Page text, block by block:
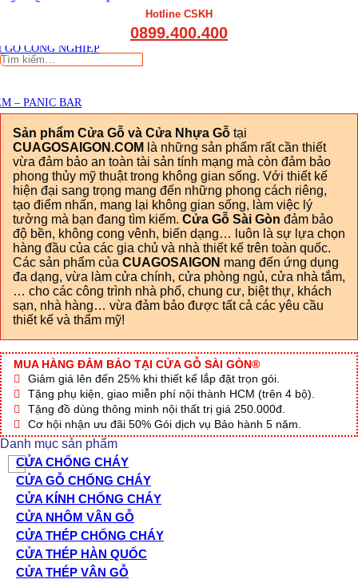
GỖ CÔNG NGHIỆP
– PANIC BAR
Hotline CSKH
0899.400.400
Tìm
Sản phẩm Cửa Gỗ và Cửa Nhựa Gỗ tại
CUAGOSAIGON.COM là những sản phẩm rất cần thiết
vừa đảm bảo an toàn tài sản tính mạng mà còn đảm bảo
phong thủy mỹ thuật trong không gian sống. Với thiết kế
hiện đại sang trọng mang đến những phong cách riêng,
tạo điểm nhấn, mang lại không gian sống, làm việc lý
tưởng mà bạn đang tìm kiếm. Cửa Gỗ Sài Gòn đảm bảo
độ bền, không cong vênh, biến dạng… luôn là sự lựa chọn
hàng đầu của các gia chủ và nhà thiết kế trên toàn quốc.
Các sản phẩm của CUAGOSAIGON mang đến ứng dụng
đa dạng, vừa làm cửa chính, cửa phòng ngủ, cửa nhà tắm,
… cho các công trình nhà phố, chung cư, biệt thự, khách
sạn, nhà hàng… vừa đảm bảo được tất cả các yêu cầu
thiết kế và thẩm mỹ!
MUA HÀNG ĐẢM BẢO TẠI CỬA GỖ SÀI GÒN®
Giảm giá lên đến 25% khi thiết kế lắp đặt trọn gói.
Tặng phụ kiện, giao miễn phí nội thành HCM (trên 4 bộ).
Tặng đồ dùng thông minh nội thất trị giá 250.000đ.
Cơ hội nhận ưu đãi 50% Gói dịch vụ Bảo hành 5 năm.
Danh mục sản phẩm
CỬA CHỐNG CHÁY
CỬA GỖ CHỐNG CHÁY
CỬA KÍNH CHỐNG CHÁY
CỬA NHÔM VÂN GỖ
CỬA THÉP CHỐNG CHÁY
CỬA THÉP HÀN QUỐC
CỬA THÉP VÂN GỖ